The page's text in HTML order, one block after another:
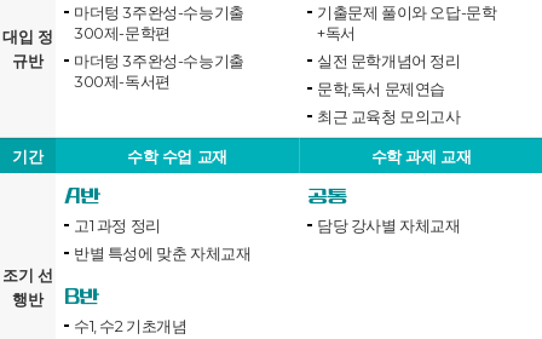
대입 정
규반
마더텅 3주완성-수능기출
300제-문학편
마더텅 3주완성-수능기출
300제-독서편
기출문제 풀이와 오답-문학
+독서
실전 문학개념어 정리
문학,독서 문제연습
최근 교육청 모의고사
기간 수학 수업 교재 수학 과제 교재
조기 선
행반
A반
고1 과정 정리
반별 특성에 맞춘 자체교재
B반
수1, 수2 기초개념
공통
담당 강사별 자체교재